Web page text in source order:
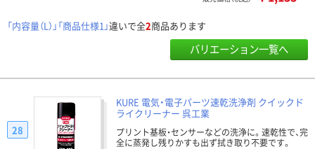
「内容量（L）」「商品仕様1」違いで全2商品あります
バリエーション一覧へ
KURE 電気・電子パーツ速乾洗浄剤 クイックド
ライクリーナー 呉工業
プリント基板・センサーなどの洗浄に。速乾性で、完
全に蒸発し残りかすも出ず拭き取り不要です。
28